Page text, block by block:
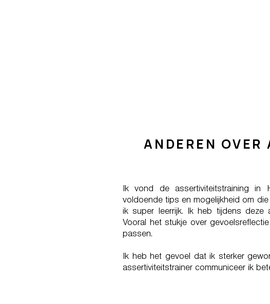
ANDEREN
Ik vond de assertiviteitstraining in
voldoende tips en mogelijkheid om
ik super leerrijk. Ik heb tijdens deze
Vooral het stukje over
passen.
Ik heb het gevoel dat ik sterker
assertiviteitstrainer communiceer ik